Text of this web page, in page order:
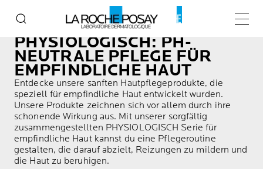
PHYSIOLOGISCH: PH-
NEUTRALE PFLEGE FÜR
EMPFINDLICHE HAUT
Entdecke unsere sanften Hautpflegeprodukte, die
speziell für empfindliche Haut entwickelt wurden.
Unsere Produkte zeichnen sich vor allem durch ihre
schonende Wirkung aus. Mit unserer sorgfältig
zusammengestellten PHYSIOLOGISCH Serie für
empfindliche Haut kannst du eine Pflegeroutine
gestalten, die darauf abzielt, Reizungen zu mildern und
die Haut zu beruhigen.